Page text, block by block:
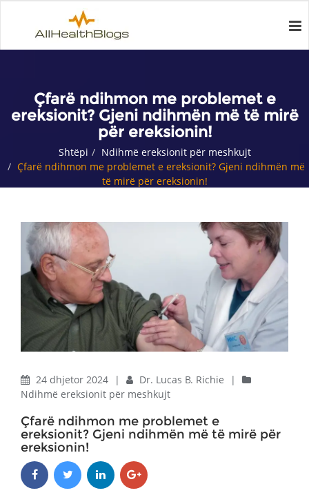
Çfarë ndihmon me problemet e
ereksionit? Gjeni ndihmën më të mirë
për ereksionin!
Shtëpi
Ndihmë ereksionit për meshkujt
Çfarë ndihmon me problemet e ereksionit? Gjeni ndihmën më
të mirë për ereksionin!
24 dhjetor 2024 | Dr. Lucas B. Richie
|
Ndihmë ereksionit për meshkujt
Çfarë ndihmon me problemet e
ereksionit? Gjeni ndihmën më të mirë për
ereksionin!